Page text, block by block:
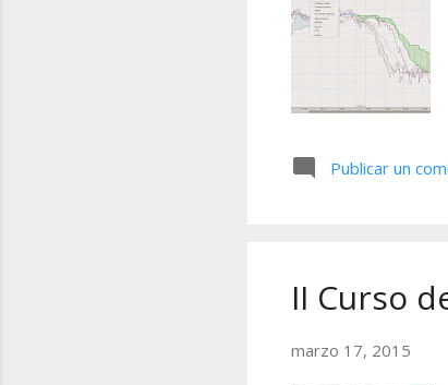
Publicar un
II Curso
marzo 17, 2015